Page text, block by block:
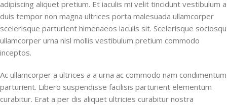
adipiscing aliquet pretium. Et iaculis mi velit tincidunt vestibulum a
duis tempor non magna ultrices porta malesuada ullamcorper
scelerisque parturient himenaeos iaculis sit. Scelerisque sociosqu
ullamcorper urna nisl mollis vestibulum pretium commodo
inceptos.
Ac ullamcorper a ultrices a a urna ac commodo nam condimentum
parturient. Libero suspendisse facilisis parturient elementum
curabitur. Erat a per dis aliquet ultricies curabitur nostra